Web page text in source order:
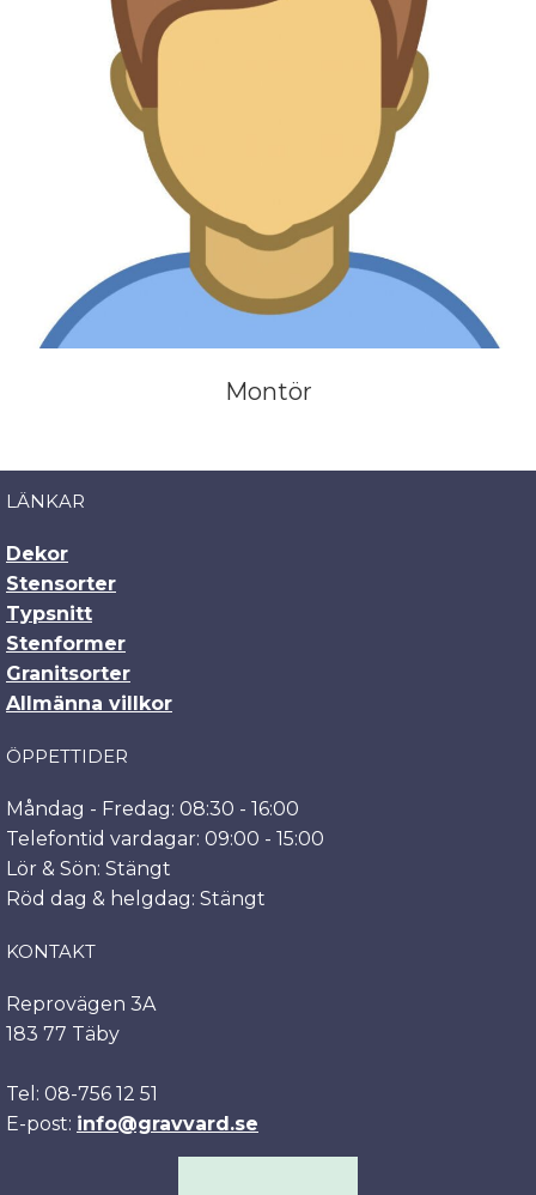
Montör
LÄNKAR
Dekor
Stensorter
Typsnitt
Stenformer
Granitsorter
Allmänna villkor
ÖPPETTIDER
Måndag - Fredag: 08:30 - 16:00
Telefontid vardagar: 09:00 - 15:00
Lör & Sön: Stängt
Röd dag & helgdag: Stängt
KONTAKT
Reprovägen 3A
183 77 Täby
Tel: 08-756 12 51
E-post: info@gravvard.se